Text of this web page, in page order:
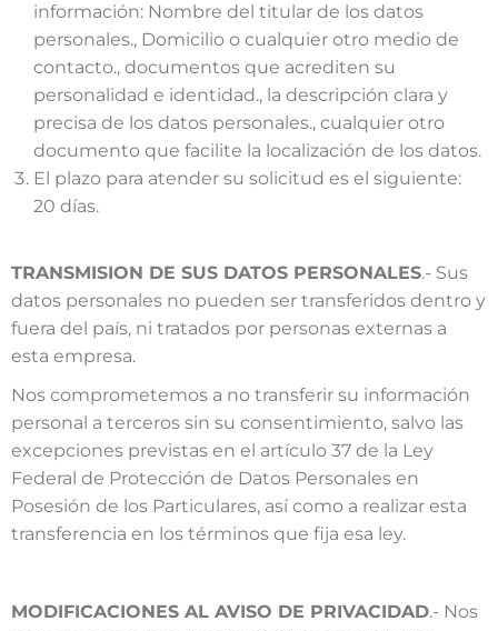
información: Nombre del titular de los datos
personales., Domicilio o cualquier otro medio de
contacto., documentos que acrediten su
personalidad e identidad., la descripción clara y
precisa de los datos personales., cualquier otro
documento que facilite la localización de los datos.
El plazo para atender su solicitud es el siguiente:
20 días.
TRANSMISION DE SUS DATOS PERSONALES.- Sus
datos personales no pueden ser transferidos dentro y
fuera del país, ni tratados por personas externas a
esta empresa.
Nos comprometemos a no transferir su información
personal a terceros sin su consentimiento, salvo las
excepciones previstas en el artículo 37 de la Ley
Federal de Protección de Datos Personales en
Posesión de los Particulares, así como a realizar esta
transferencia en los términos que fija esa ley.
MODIFICACIONES AL AVISO DE PRIVACIDAD.- Nos